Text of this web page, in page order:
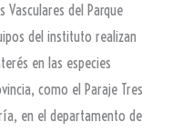
del Parque
del instituto realizan
en las especies
como el Paraje Tres
en el departamento de